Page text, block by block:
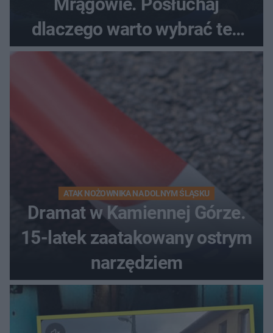
dlaczego warto wybrać ten
kierunek na urlop!
ATAK NOŻOWNIKA NA DOLNYM ŚLĄSKU
Dramat w Kamiennej Górze.
15-latek zaatakowany ostrym
narzędziem